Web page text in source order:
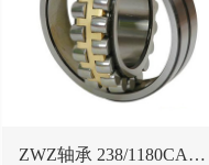
ZWZ轴承 238/1180CAKF1A/W20